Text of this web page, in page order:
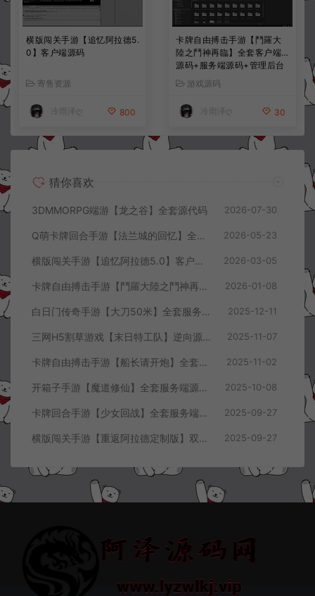
横版闯关手游【追忆阿拉德5.
0】客户端源码
寄售资源
冷雨泽ღ 800
卡牌自由搏击手游【鬥羅大
陸之鬥神再臨】全套客户端
源码+服务端源码+管理后台
+导表工具+部署文档
游戏源码
冷雨泽ღ 30
猜你喜欢
3DMMORPG端游【龙之谷】全套源代码 2026-07-30
Q萌卡牌回合手游【法兰城的回忆】全套服务端源码+客户端源码+策划文档 2026-05-23
横版闯关手游【追忆阿拉德5.0】客户端源码 2026-03-05
卡牌自由搏击手游【鬥羅大陸之鬥神再臨】全套客户端源码+服务端源码+管理后台+导表工具+部署文档 2026-01-08
白日门传奇手游【大刀50米】全套服务端源码+客户端源码 2025-12-11
三网H5割草游戏【末日特工队】逆向源码+Cocos本地离线即玩 2025-11-07
卡牌自由搏击手游【船长请开炮】全套服务端源码+客户端源码+GMVue3+策划表+美术包+前后端部署流程文档 2025-11-02
开箱子手游【魔道修仙】全套服务端源码+客户端源码 2025-10-08
卡牌回合手游【少女回战】全套服务端源码+客户端源码 2025-09-27
横版闯关手游【重返阿拉德定制版】双端客户端源码 2025-09-27